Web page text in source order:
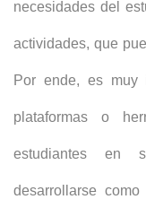
necesidades del
actividades, que
Por ende, es muy
plataformas o
estudiantes en
desarrollarse